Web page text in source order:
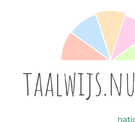
taalwijs.nu